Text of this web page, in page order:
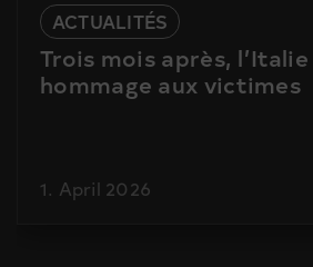
ACTUALITÉS
Trois mois après,
hommage aux victimes
1. April 2026